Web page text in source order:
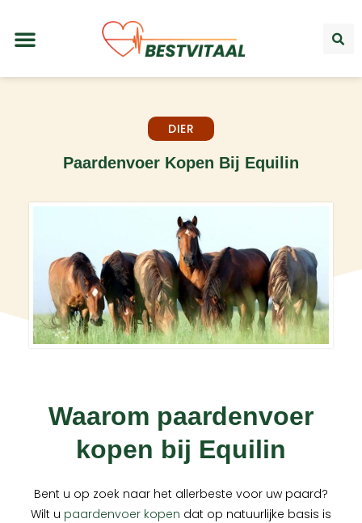
DIER
Paardenvoer Kopen Bij Equilin
Waarom paardenvoer
kopen bij Equilin
Bent u op zoek naar het allerbeste voor uw paard?
Wilt u paardenvoer kopen dat op natuurlijke basis is